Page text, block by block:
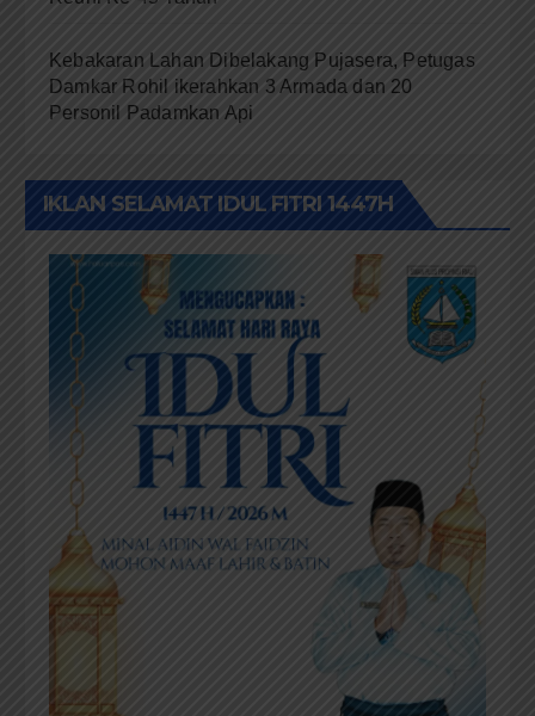
Kebakaran Lahan Dibelakang Pujasera, Petugas
Damkar Rohil ikerahkan 3 Armada dan 20
Personil Padamkan Api
IKLAN SELAMAT IDUL FITRI 1447H